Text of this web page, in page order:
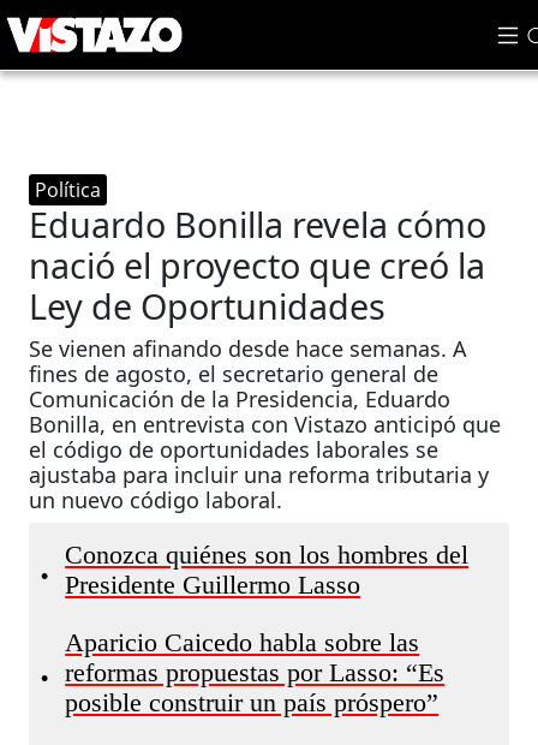
Política
Eduardo Bonilla revela cómo
nació el proyecto que creó la
Ley de Oportunidades
Se vienen afinando desde hace semanas. A
fines de agosto, el secretario general de
Comunicación de la Presidencia, Eduardo
Bonilla, en entrevista con Vistazo anticipó que
el código de oportunidades laborales se
ajustaba para incluir una reforma tributaria y
un nuevo código laboral.
•
Conozca quiénes son los hombres del
Presidente Guillermo Lasso
•
Aparicio Caicedo habla sobre las
reformas propuestas por Lasso: “Es
posible construir un país próspero”